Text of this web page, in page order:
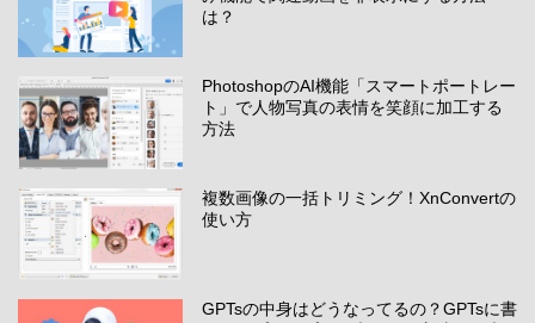
は？
PhotoshopのAI機能「スマートポートレー
ト」で人物写真の表情を笑顔に加工する
方法
複数画像の一括トリミング！XnConvertの
使い方
GPTsの中身はどうなってるの？GPTsに書